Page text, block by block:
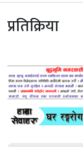
प्रतिक्रिया